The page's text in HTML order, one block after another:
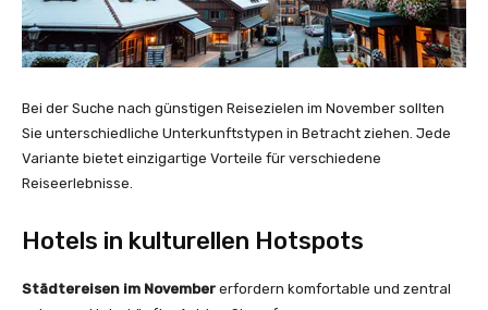
Bei der Suche nach günstigen Reisezielen im November sollten
Sie unterschiedliche Unterkunftstypen in Betracht ziehen. Jede
Variante bietet einzigartige Vorteile für verschiedene
Reiseerlebnisse.
Hotels in kulturellen Hotspots
Städtereisen im November erfordern komfortable und zentral